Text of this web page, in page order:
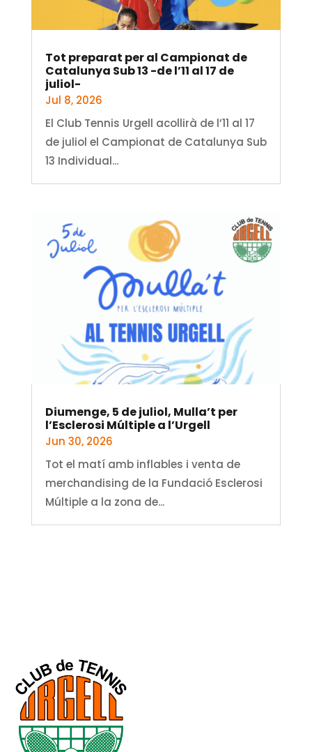
Tot preparat per al Campionat de
Catalunya Sub 13 -de l’11 al 17 de
juliol-
Jul 8, 2026
El Club Tennis Urgell acollirà de l’11 al 17
de juliol el Campionat de Catalunya Sub
13 Individual...
Diumenge, 5 de juliol, Mulla’t per
l’Esclerosi Múltiple a l’Urgell
Jun 30, 2026
Tot el matí amb inflables i venta de
merchandising de la Fundació Esclerosi
Múltiple a la zona de...